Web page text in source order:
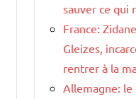
sauver ce qui
France:
Gleizes,
rentrer à la
Allemagne: